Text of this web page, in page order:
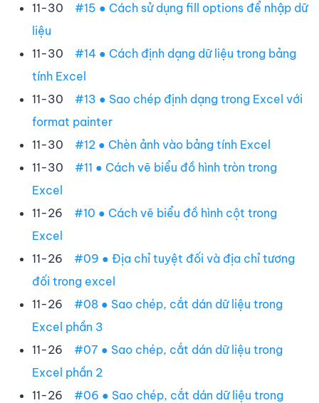
11-30 #15 ● Cách sử dụng fill options để nhập dữ
liệu
11-30 #14 ● Cách định dạng dữ liệu trong bảng
tính Excel
11-30 #13 ● Sao chép định dạng trong Excel với
format painter
11-30 #12 ● Chèn ảnh vào bảng tính Excel
11-30 #11 ● Cách vẽ biểu đồ hình tròn trong
Excel
11-26 #10 ● Cách vẽ biểu đồ hình cột trong
Excel
11-26 #09 ● Địa chỉ tuyệt đối và địa chỉ tương
đối trong excel
11-26 #08 ● Sao chép, cắt dán dữ liệu trong
Excel phần 3
11-26 #07 ● Sao chép, cắt dán dữ liệu trong
Excel phần 2
11-26 #06 ● Sao chép, cắt dán dữ liệu trong